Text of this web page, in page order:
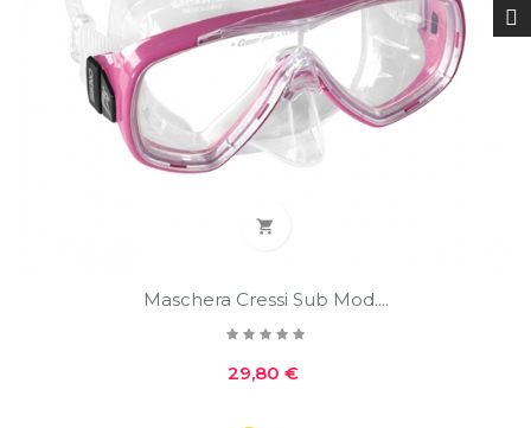

Maschera Cressi Sub Mod....
Prezzo
29,80 €